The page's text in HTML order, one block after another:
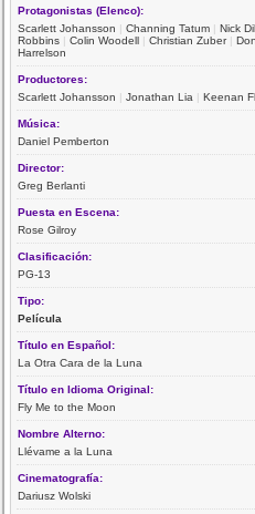
Protagonistas (Elenco):
Scarlett Johansson |Channing Tatum |Nick
Robbins |Colin Woodell |Christian Zuber|
Harrelson
Productores:
Scarlett Johansson |Jonathan Lia |Keenan
Música:
Daniel Pemberton
Director:
Greg Berlanti
Puesta en Escena:
Rose Gilroy
Clasificación:
PG-13
Tipo:
Película
Título en Español:
La Otra Cara de la Luna
Título en Idioma Original:
Fly Me to the Moon
Nombre Alterno:
Llévame a la Luna
Cinematografía:
Dariusz Wolski